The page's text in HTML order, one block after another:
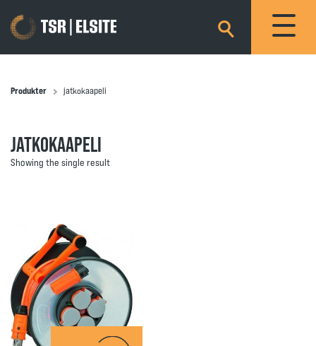
×
Produkter jatkokaapeli
JATKOKAAPELI
Showing the single result